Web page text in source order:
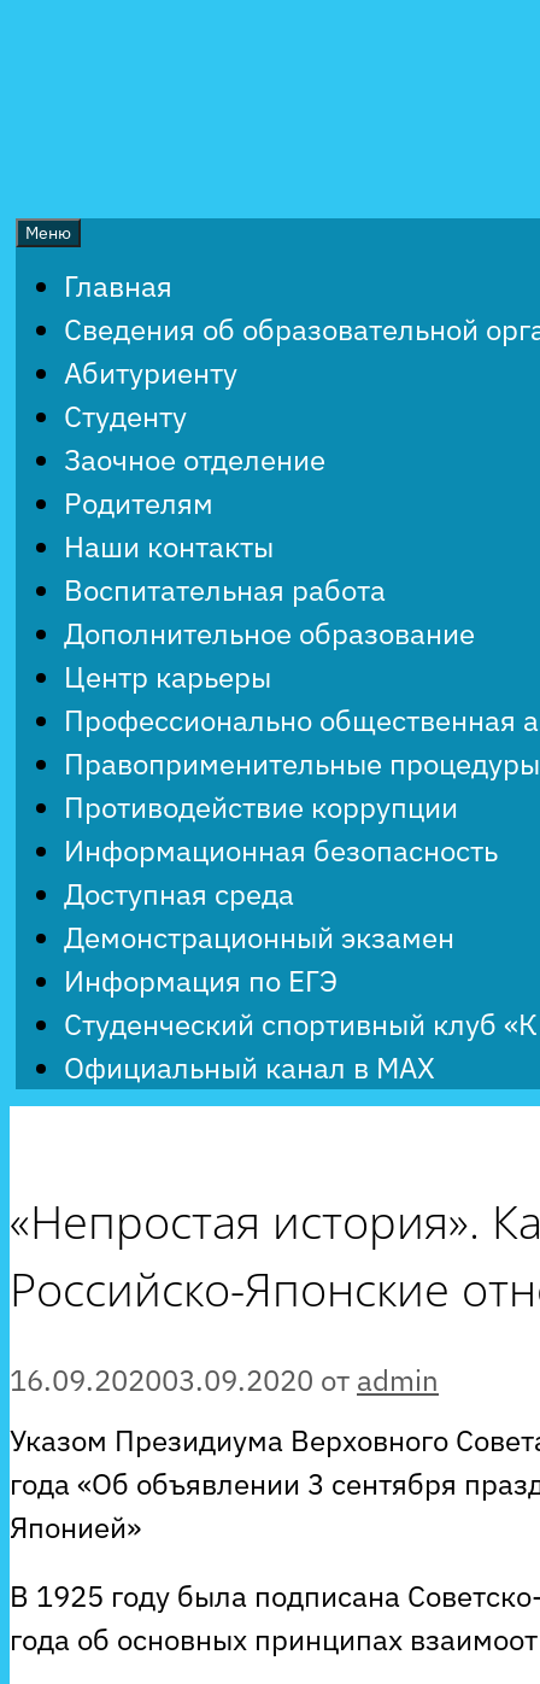
Меню
Главная
Сведения об образовательной
Абитуриенту
Студенту
Заочное отделение
Родителям
Наши контакты
Воспитательная работа
Дополнительное образование
Центр карьеры
Профессионально общественная
Правоприменительные процедуры
Противодействие коррупции
Информационная безопасность
Доступная среда
Демонстрационный экзамен
Информация по ЕГЭ
Студенческий спортивный клуб
Официальный канал в MAX
«Непростая история».
Российско-Японские
16.09.202003.09.2020 от admin
Указом Президиума Верховного
года «Об объявлении 3 сентября
Японией»
В 1925 году была подписана
года об основных принципах